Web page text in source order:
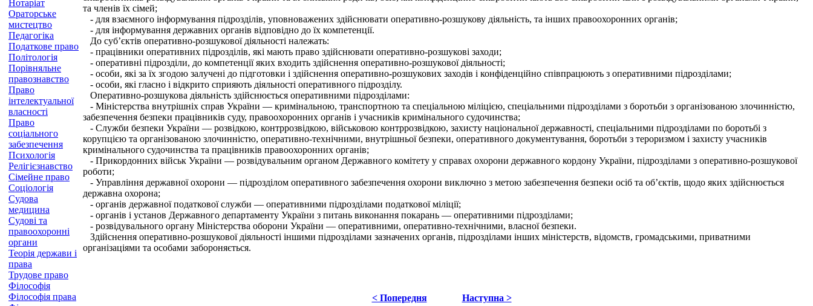
Нотаріат
Ораторське
мистецтво
Педагогіка
Податкове право
Політологія
Порівняльне
правознавство
Право
інтелектуальної
власності
Право
соціального
забезпечення
Психологія
Релігієзнавство
Сімейне право
Соціологія
Судова
медицина
Судові та
правоохоронні
органи
Теорія держави і
права
Трудове право
Філософія
Філософія права
та членів їх сімей;
- для взаємного інформування підрозділів, уповноважених здійснювати оперативно-розшукову діяльність, та інших правоохоронних органів;
- для інформування державних органів відповідно до їх компетенції.
До суб’єктів оперативно-розшукової діяльності належать:
- працівники оперативних підрозділів, які мають право здійснювати оперативно-розшукові заходи;
- оперативні підрозділи, до компетенції яких входить здійснення оперативно-розшукової діяльності;
- особи, які за їх згодою залучені до підготовки і здійснення оперативно-розшукових заходів і конфіденційно співпрацюють з оперативними підрозділами;
- особи, які гласно і відкрито сприяють діяльності оперативного підрозділу.
Оперативно-розшукова діяльність здійснюється оперативними підрозділами:
- Міністерства внутрішніх справ України — кримінальною, транспортною та спеціальною міліцією, спеціальними підрозділами з боротьби з організованою злочинністю,
забезпечення безпеки працівників суду, правоохоронних органів і учасників кримінального судочинства;
- Служби безпеки України — розвідкою, контррозвідкою, військовою контррозвідкою, захисту національної державності, спеціальними підрозділами по боротьбі з
корупцією та організованою злочинністю, оперативно-технічними, внутрішньої безпеки, оперативного документування, боротьби з тероризмом і захисту учасників
кримінального судочинства та працівників правоохоронних органів;
- Прикордонних військ України — розвідувальним органом Державного комітету у справах охорони державного кордону України, підрозділами з оперативно-розшукової
роботи;
- Управління державної охорони — підрозділом оперативного забезпечення охорони виключно з метою забезпечення безпеки осіб та об’єктів, щодо яких здійснюється
державна охорона;
- органів державної податкової служби — оперативними підрозділами податкової міліції;
- органів і установ Державного департаменту України з питань виконання покарань — оперативними підрозділами;
- розвідувального органу Міністерства оборони України — оперативними, оперативно-технічними, власної безпеки.
Здійснення оперативно-розшукової діяльності іншими підрозділами зазначених органів, підрозділами інших міністерств, відомств, громадськими, приватними
організаціями та особами забороняється.
< Попередня Наступна >